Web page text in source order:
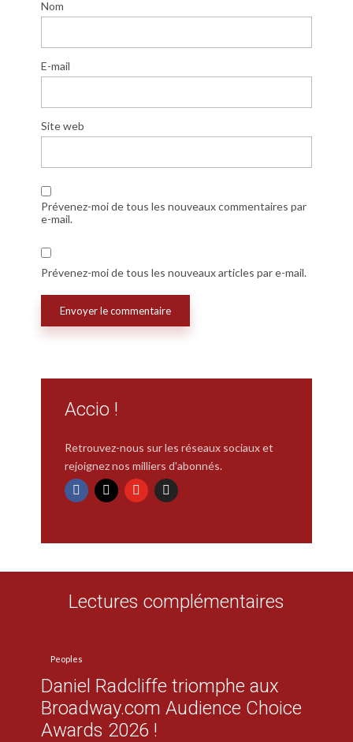
Nom
E-mail
Site web
Prévenez-moi de tous les nouveaux commentaires par
e-mail.
Prévenez-moi de tous les nouveaux articles par e-mail.
Accio !
Retrouvez-nous sur les réseaux sociaux et
rejoignez nos milliers d'abonnés.
Lectures complémentaires
Peoples
Daniel Radcliffe triomphe aux
Broadway.com Audience Choice
Awards 2026 !